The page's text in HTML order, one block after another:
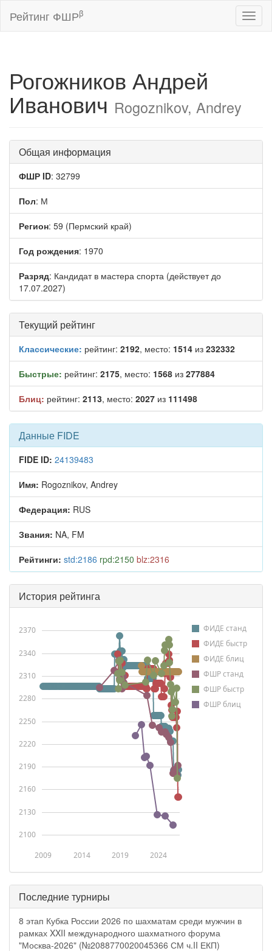
Рейтинг ФШРβ
Рогожников Андрей
Иванович Rogoznikov, Andrey
Общая информация
ФШР ID: 32799
Пол: М
Регион: 59 (Пермский край)
Год рождения: 1970
Разряд: Кандидат в мастера спорта (действует до
17.07.2027)
Текущий рейтинг
Классические: рейтинг: 2192, место: 1514 из 232332
Быстрые: рейтинг: 2175, место: 1568 из 277884
Блиц: рейтинг: 2113, место: 2027 из 111498
Данные FIDE
FIDE ID: 24139483
Имя: Rogoznikov, Andrey
Федерация: RUS
Звания: NA, FM
Рейтинги: std:2186 rpd:2150 blz:2316
История рейтинга
ФИДЕ станд
ФИДЕ быстр
ФИДЕ блиц
ФШР станд
ФШР быстр
ФШР блиц
2009 2014 2019 2024
2100
2130
2160
2190
2220
2250
2280
2310
2340
2370
Последние турниры
8 этап Кубка России 2026 по шахматам среди мужчин в
рамках XXII международного шахматного форума
"Москва-2026" (№2088770020045366 СМ ч.II ЕКП)